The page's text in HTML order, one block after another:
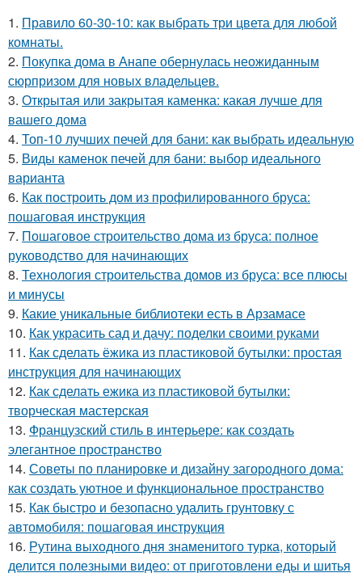
1. Правило 60-30-10: как выбрать три цвета для любой
комнаты.
2. Покупка дома в Анапе обернулась неожиданным
сюрпризом для новых владельцев.
3. Открытая или закрытая каменка: какая лучше для
вашего дома
4. Топ-10 лучших печей для бани: как выбрать идеальную
5. Виды каменок печей для бани: выбор идеального
варианта
6. Как построить дом из профилированного бруса:
пошаговая инструкция
7. Пошаговое строительство дома из бруса: полное
руководство для начинающих
8. Технология строительства домов из бруса: все плюсы
и минусы
9. Какие уникальные библиотеки есть в Арзамасе
10. Как украсить сад и дачу: поделки своими руками
11. Как сделать ёжика из пластиковой бутылки: простая
инструкция для начинающих
12. Как сделать ежика из пластиковой бутылки:
творческая мастерская
13. Французский стиль в интерьере: как создать
элегантное пространство
14. Советы по планировке и дизайну загородного дома:
как создать уютное и функциональное пространство
15. Как быстро и безопасно удалить грунтовку с
автомобиля: пошаговая инструкция
16. Рутина выходного дня знаменитого турка, который
делится полезными видео: от приготовлени еды и шитья